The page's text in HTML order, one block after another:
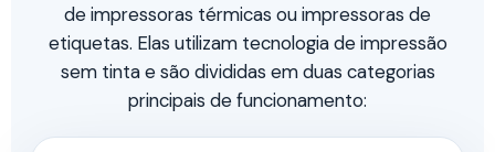
de impressoras térmicas ou impressoras de
etiquetas. Elas utilizam tecnologia de impressão
sem tinta e são divididas em duas categorias
principais de funcionamento: